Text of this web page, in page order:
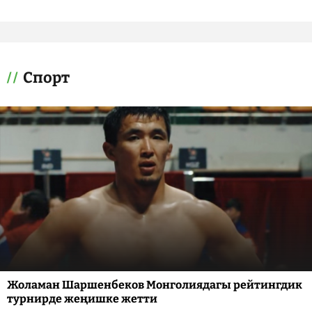
Спорт
Жоламан Шаршенбеков Монголиядагы рейтингдик
турнирде жеңишке жетти